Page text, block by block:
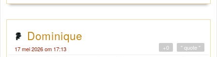
Dominique
17 mei 2026 om 17:13 " quote "
+0